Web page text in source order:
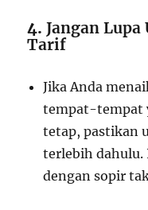
4.Jangan
Tarif
Jika Anda
tempat-tempat
tetap, pastikan
terlebih dahulu.
dengan sopir